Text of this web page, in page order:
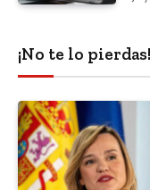
¡No te lo pierdas!